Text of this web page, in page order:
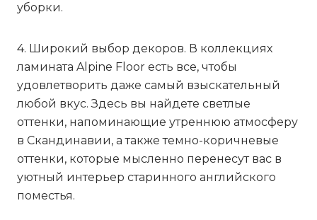
уборки.
4. Широкий выбор декоров. В коллекциях
ламината Alpine Floor есть все, чтобы
удовлетворить даже самый взыскательный
любой вкус. Здесь вы найдете светлые
оттенки, напоминающие утреннюю атмосферу
в Скандинавии, а также темно-коричневые
оттенки, которые мысленно перенесут вас в
уютный интерьер старинного английского
поместья.